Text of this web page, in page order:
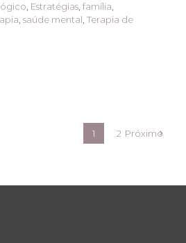
, Estratégias, família,
, saúde mental, Terapia de
1 2 Próximo